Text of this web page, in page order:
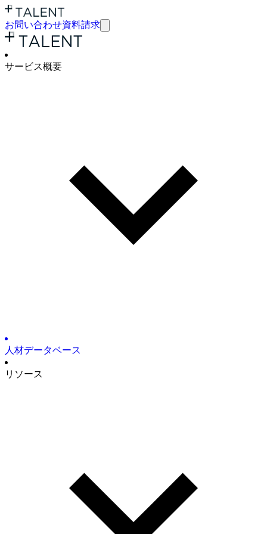
お問い合わせ資料請求
サービス概要
人材データベース
リソース